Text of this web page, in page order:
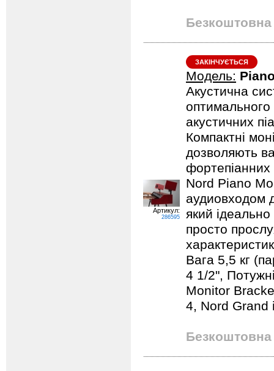
Безкоштовна
Артикул:
286595
ЗАКІНЧУЄТЬСЯ
Модель:
Акустична
оптимального
акустичних
Компактні
дозволяють
Nord Piano
аудиовходом
який
просто
Вага 5,5 кг
4 1/2",
Monitor
4, Nord Grand
Безкоштовна